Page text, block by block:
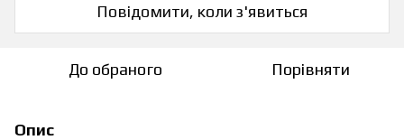
Повідомити, коли з'явиться
До обраного Порівняти
Опис